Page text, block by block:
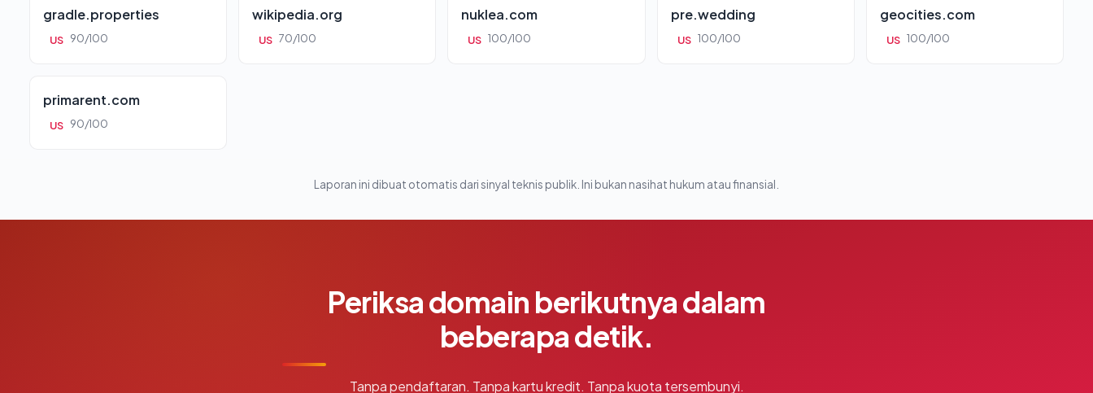
gradle.properties
US 90/100
wikipedia.org
US 70/100
nuklea.com
US 100/100
pre.wedding
US 100/100
geocities.com
US 100/100
primarent.com
US 90/100
Laporan ini dibuat otomatis dari sinyal teknis publik. Ini bukan nasihat hukum atau finansial.
Periksa domain berikutnya dalam
beberapa detik.
Tanpa pendaftaran. Tanpa kartu kredit. Tanpa kuota tersembunyi.